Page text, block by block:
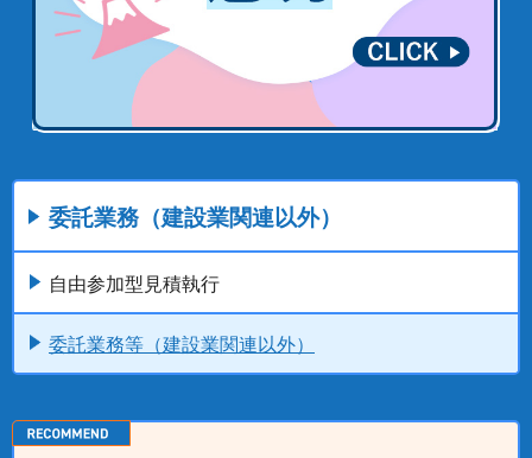
委託業務（建設業関連以外）
自由参加型見積執行
委託業務等（建設業関連以外）